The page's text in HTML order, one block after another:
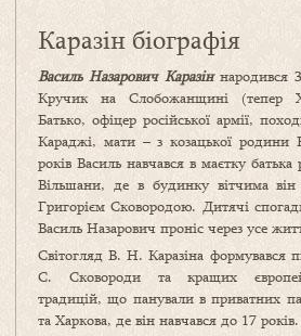
Каразін біографія
Василь Назарович Каразіннародився
Кручик на Слобожанщині (тепер
Батько, офіцер російської армії,
Караджі, мати ­­– ­­­­з козацької родини
років Василь навчався в маєтку
Вільшани, де в будинку вітчима він
Григорієм Сковородою. Дитячі
Василь Назарович проніс через усе
Світогляд В. Н. Каразіна формувався
С. Сковороди та кращих
традицій, що панували в приватних
та Харкова, де він навчався до 17 років.